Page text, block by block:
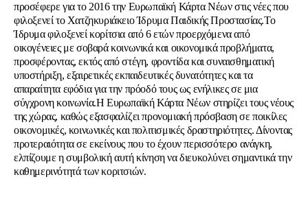
προσέφερε για το 2016 την Ευρωπαϊκή Κάρτα Νέων στις νέες που
φιλοξενεί το Χατζηκυριάκειο Ίδρυμα Παιδικής Προστασίας.Το
Ίδρυμα φιλοξενεί κορίτσια από 6 ετών προερχόμενα από
οικογένειες με σοβαρά κοινωνικά και οικονομικά προβλήματα,
προσφέροντας, εκτός από στέγη, φροντίδα και συναισθηματική
υποστήριξη, εξαιρετικές εκπαιδευτικές δυνατότητες και τα
απαραίτητα εφόδια για την πρόοδό τους ως ενήλικες σε μια
σύγχρονη κοινωνία.Η Ευρωπαϊκή Κάρτα Νέων στηρίζει τους νέους
της χώρας, καθώς εξασφαλίζει προνομιακή πρόσβαση σε ποικίλες
οικονομικές, κοινωνικές και πολιτισμικές δραστηριότητες. Δίνοντας
προτεραιότητα σε εκείνους που το έχουν περισσότερο ανάγκη,
ελπίζουμε η συμβολική αυτή κίνηση να διευκολύνει σημαντικά την
καθημερινότητά των κοριτσιών.